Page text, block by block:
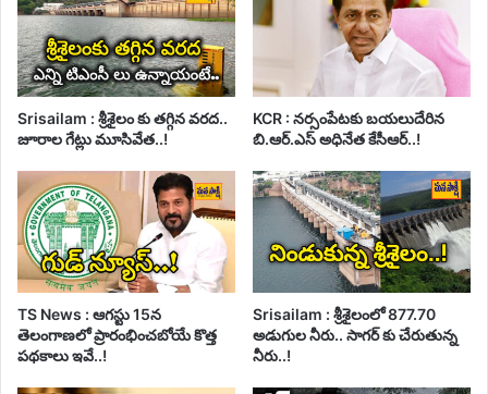
Srisailam : శ్రీశైలం కు తగ్గిన వరద..
జూరాల గేట్లు మూసివేత..!
KCR : నర్సంపేటకు బయలుదేరిన
బి.ఆర్.ఎస్ అధినేత కేసీఆర్..!
TS News : ఆగస్టు 15న
తెలంగాణలో ప్రారంభించబోయే కొత్త
పథకాలు ఇవే..!
Srisailam : శ్రీశైలంలో 877.70
అడుగుల నీరు.. సాగర్ కు చేరుతున్న
నీరు..!